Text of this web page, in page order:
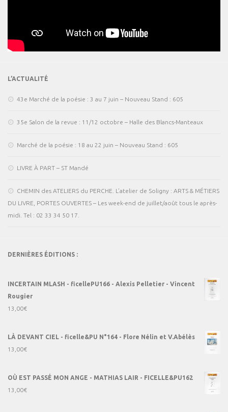
L’ACTUALITÉ
43e Marché de la poésie : 3 au 7 juin – Nouveau Stand : 605
35e Salon de la revue : 11/12 octobre – Halle des Blancs-Manteaux
Marché de la poésie : 18 au 22 juin – Nouveau Stand : 605
LIVRE À PART – ST Mandé
CHEMIN des ATELIERS du PERCHE. L’atelier de Soligny : ARTS & MÉTIERS
DU LIVRE, PORTES OUVERTES – Les week-end de juillet/août tous le après-
midi. Tel : 02 33 34 50 17.
DERNIÈRES ÉDITIONS :
INCERTAIN MLASH - ficellePU166 - Alexis Pelletier - Vincent
Rougier
13,00€
LÀ DEVANT CIEL - ficelle&PU N°164 - Flore Nélin et V.Abélès
13,00€
OÙ EST PASSÉ MON ANGE - MATHIAS LAIR - FICELLE&PU162
13,00€